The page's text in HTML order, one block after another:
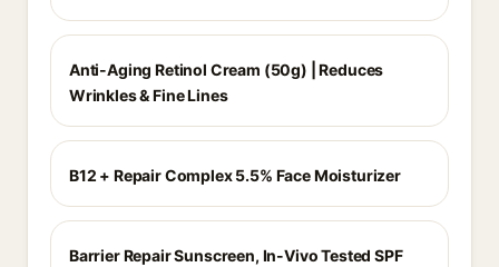
Anti-Aging Retinol Cream (50g) | Reduces
Wrinkles & Fine Lines
B12 + Repair Complex 5.5% Face Moisturizer
Barrier Repair Sunscreen, In-Vivo Tested SPF